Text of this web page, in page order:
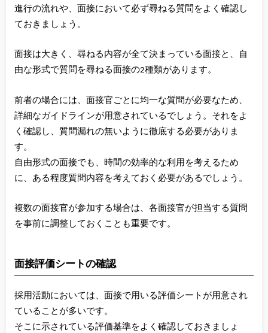
進行の流れや、面接において必ず尋ねる質問をよく確認し
ておきましょう。
面接は大きく、尋ねる内容が全て決まっている面接と、自
由な形式で質問を尋ねる面接の2種類があります。
前者の場合には、面接官ごとに均一な質問が必要なため、
詳細なガイドラインが用意されているでしょう。それをよ
く確認し、質問漏れの無いように徹底する必要がありま
す。
自由形式の面接でも、時間の効率的な利用を考えるため
に、ある程度質問内容を考えておく必要があるでしょう。
複数の面接官が参加する場合は、各面接官が担当する質問
を事前に調整しておくことも重要です。
面接評価シートの確認
採用活動においては、面接で用いる評価シートが用意され
ていることが多いです。
そこに示されている評価基準をよく確認しておきましょ